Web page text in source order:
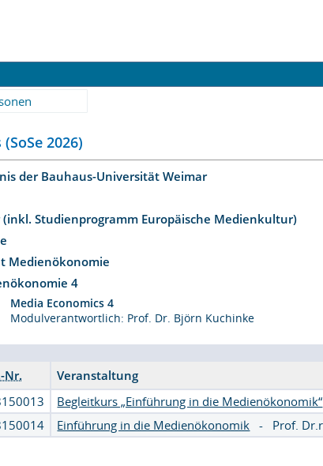
2026)
der Bauhaus-Universität Weimar
Studienprogramm Europäische Medienkultur)
Medienökonomie
4
Media Economics 4
Modulverantwortlich: Prof. Dr. Björn Kuchinke
Nr. Veranstaltung
Begleitkurs „Einführung in die Medienökonomik“
Einführung in die Medienökonomik - Prof.